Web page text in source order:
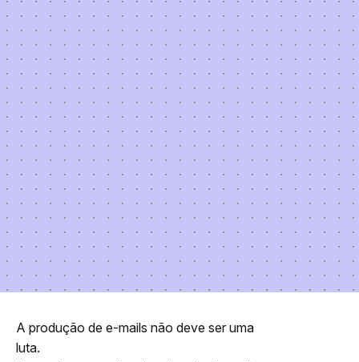
A produção de e-mails não deve ser uma
luta.